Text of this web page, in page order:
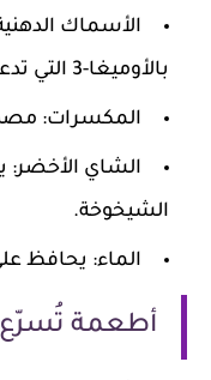
الأسماك
بالأوميغا-3 التي تدعم صحة القلب والدماغ.
المكسرات:
الشاي الأخضر:
الشيخوخة.
الماء: يحافظ
أطعمة